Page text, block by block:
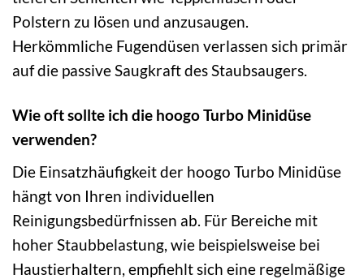
Polstern zu lösen und anzusaugen.
Herkömmliche Fugendüsen verlassen sich primär
auf die passive Saugkraft des Staubsaugers.
Wie oft sollte ich die hoogo Turbo Minidüse
verwenden?
Die Einsatzhäufigkeit der hoogo Turbo Minidüse
hängt von Ihren individuellen
Reinigungsbedürfnissen ab. Für Bereiche mit
hoher Staubbelastung, wie beispielsweise bei
Haustierhaltern, empfiehlt sich eine regelmäßige